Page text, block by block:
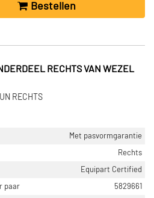
Bestellen
RECHTS VAN WEZEL
RECHTS
Met pasvormgarantie
Rechts
Equipart Certified
paar
5829661